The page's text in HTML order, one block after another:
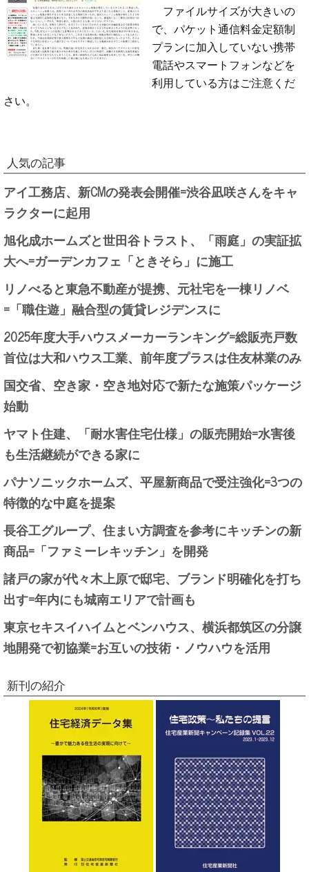
ファイルサイズが大きいの
で、パケット通信料金定額制
プランに加入していない携帯
電話やスマートフォンなどを
利用している方はご注意くだ
さい。
人気の記事
アイ工務店、新CMの発表会開催=渋谷凪咲さんをキャ
ラクターに起用
旭化成ホームズと世田谷トラスト、「雨庭」の実証拡
大へ=ガーデンカフェ「ときそら」に施工
リノべると東急不動産が提携、元社宅を一棟リノベ
=「職住遊」融合型の賃貸レジデンスに
2025年度大手ハウスメーカーランキング=総販売戸数
首位は大和ハウス工業、前年度プラスは住友林業のみ
国交省、空き家・空き地対応で新たな施策パッケージ
始動
ヤマト住建、「耐水害住宅仕様」の販売開始=水害後
も生活継続ができる家に
パナソニックホームズ、平屋新商品で受注強化=3つの
特徴的な中庭を提案
長谷工グループ、住まい方調査を参考にキッチンの新
商品=「ファミーレキッチン」を開発
諸戸の家が代々木上原で邸宅、ブランド明確化を打ち
出す=年内にも城南エリアで計画も
東京セキスイハイムとベンハウス、横浜都筑区の分譲
地開発で初協業=お互いの技術・ノウハウを活用
新刊の紹介